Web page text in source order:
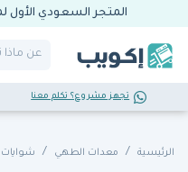
المتجر السعودي الأول
تجهز مشروع؟ تكلم معنا
الرئيسية معدات الطهي